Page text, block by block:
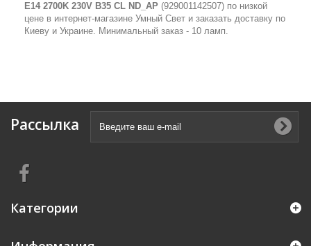
E14 2700K 230V B35 CL ND_AP (929001142507) по низкой
цене в интернет-магазине Умный Свет и заказать доставку по
Киеву и Украине. Минимальный заказ - 10 ламп.
Рассылка
Категории